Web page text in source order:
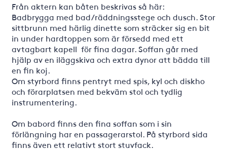
Från aktern kan båten beskrivas så här:
Badbrygga med bad/räddningsstege och dusch. Stor
sittbrunn med härlig dinette som sträcker sig en bit
in under hardtoppen som är försedd med ett
avtagbart kapell för fina dagar. Soffan går med
hjälp av en iläggskiva och extra dynor att bädda till
en fin koj.
Om styrbord finns pentryt med spis, kyl och diskho
och förarplatsen med bekväm stol och tydlig
instrumentering.
Om babord finns den fina soffan som i sin
förlängning har en passagerarstol. På styrbord sida
finns även ett relativt stort stuvfack.